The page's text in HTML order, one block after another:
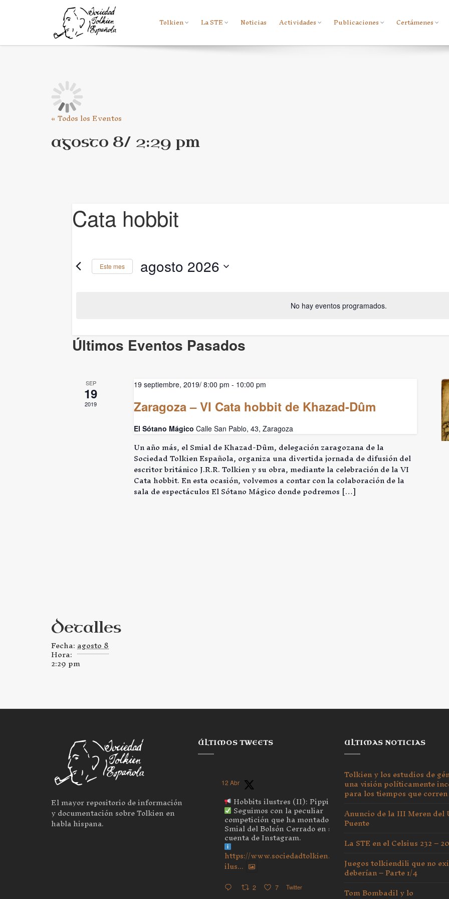
Tolkien La STE Noticias Actividades Publicaciones Certámenes
« Todos los Eventos
agosto 8/ 2:29 pm
Cata hobbit
No hay eventos programados.
Este mes agosto 2026
Calendario
Eventos
Últimos Eventos Pasados
SEP
19
2019
19 septiembre, 2019/ 8:00 pm - 10:00 pm
Zaragoza – VI Cata hobbit de Khazad-Dûm
El Sótano Mágico Calle San Pablo, 43, Zaragoza
Un año más, el Smial de Khazad-Dûm, delegación zaragozana de la
Sociedad Tolkien Española, organiza una divertida jornada de difusión del
escritor británico J.R.R. Tolkien y su obra, mediante la celebración de la VI
Cata hobbit. En esta ocasión, volvemos a contar con la colaboración de la
sala de espectáculos El Sótano Mágico donde podremos […]
Detalles
Fecha:agosto 8
Hora:
2:29 pm
El mayor repositorio de información
y documentación sobre Tolkien en
habla hispana.
ÚLTIMOS TWEETS
12 Abr
Hobbits ilustres (II): Pippin
Seguimos con la peculiar
competición que ha montado el
Smial del Bolsón Cerrado en su
cuenta de Instagram.
https://www.sociedadtolkien.org/blog/2026/04/03/hobbits-
ilus...
2 7 Twitter
ULTIMAS NOTICIAS
Tolkien y los estudios de
una visión políticamente
para los tiempos que corren
Anuncio de la III Meren del
Puente
La STE en el Celsius 232 –
Juegos tolkiendili que no
deberían – Parte 1/4
Tom Bombadil y lo